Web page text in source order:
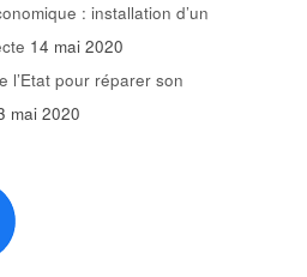
: installation d’un
14 mai 2020
l’Etat pour réparer son
mai 2020